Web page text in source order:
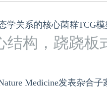
学关系的核心菌群TCG
结构，跷跷板